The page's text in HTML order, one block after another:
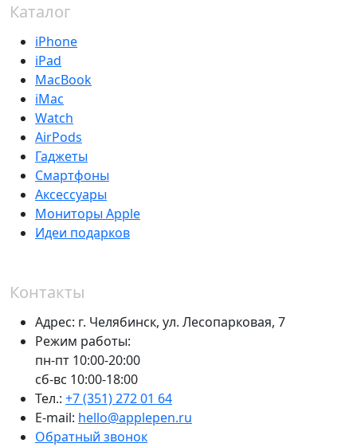
Каталог
iPhone
iPad
MacBook
iMac
Watch
AirPods
Гаджеты
Смартфоны
Аксессуары
Мониторы Apple
Идеи подарков
Контакты
Адрес: г. Челябинск, ул. Лесопарковая, 7
Режим работы:
пн-пт 10:00-20:00
сб-вс 10:00-18:00
Тел.: +7 (351) 272 01 64
E-mail: hello@applepen.ru
Обратный звонок